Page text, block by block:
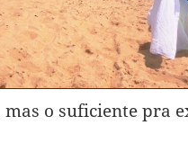
mas o suficiente pra